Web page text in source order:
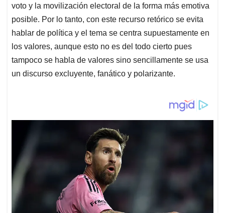
voto y la movilización electoral de la forma más emotiva
posible. Por lo tanto, con este recurso retórico se evita
hablar de política y el tema se centra supuestamente en
los valores, aunque esto no es del todo cierto pues
tampoco se habla de valores sino sencillamente se usa
un discurso excluyente, fanático y polarizante.